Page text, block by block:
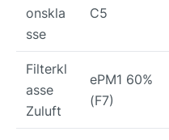
onskla
sse
C5
Filterkl
asse
Zuluft
ePM1 60%
(F7)